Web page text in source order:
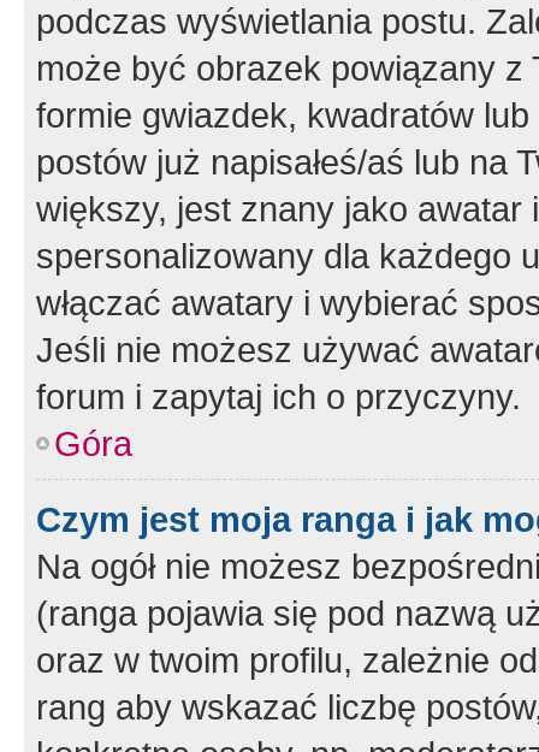
podczas wyświetlania postu.
może być obrazek powiązany z
formie gwiazdek, kwadratów
postów już napisałeś/aś lub na
większy, jest znany jako
spersonalizowany dla każdego
włączać awatary i wybierać
Jeśli nie możesz używać
forum i zapytaj ich o przyczyny.
Góra
Czym jest moja ranga i jak
Na ogół nie możesz
(ranga pojawia się pod nazwą
oraz w twoim profilu, zależnie
rang aby wskazać liczbę